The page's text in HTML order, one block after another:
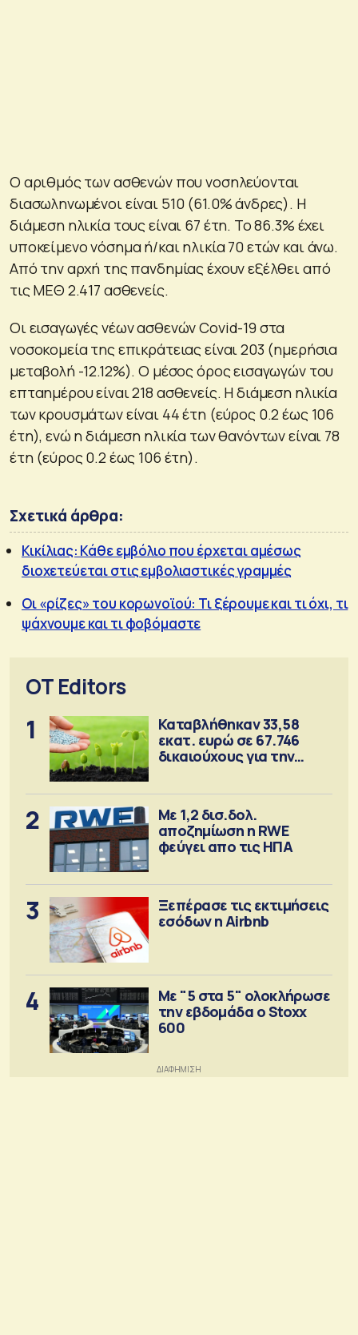
Ο αριθμός των ασθενών που νοσηλεύονται
διασωληνωμένοι είναι 510 (61.0% άνδρες). Η
διάμεση ηλικία τους είναι 67 έτη. To 86.3% έχει
υποκείμενο νόσημα ή/και ηλικία 70 ετών και άνω.
Από την αρχή της πανδημίας έχουν εξέλθει από
τις ΜΕΘ 2.417 ασθενείς.
Οι εισαγωγές νέων ασθενών Covid-19 στα
νοσοκομεία της επικράτειας είναι 203 (ημερήσια
μεταβολή -12.12%). Ο μέσος όρος εισαγωγών του
επταημέρου είναι 218 ασθενείς. Η διάμεση ηλικία
των κρουσμάτων είναι 44 έτη (εύρος 0.2 έως 106
έτη), ενώ η διάμεση ηλικία των θανόντων είναι 78
έτη (εύρος 0.2 έως 106 έτη).
Σχετικά άρθρα:
Κικίλιας: Κάθε εμβόλιο που έρχεται αμέσως
διοχετεύεται στις εμβολιαστικές γραμμές
Οι «ρίζες» του κορωνοϊού: Τι ξέρουμε και τι όχι, τι
ψάχνουμε και τι φοβόμαστε
OT Editors
1
Καταβλήθηκαν 33,58
εκατ. ευρώ σε 67.746
δικαιούχους για την
2
Με 1,2 δισ.δολ.
αποζημίωση η RWE
φεύγει απο τις ΗΠΑ
3
Ξεπέρασε τις εκτιμήσεις
εσόδων η Airbnb
4
Με "5 στα 5" ολοκλήρωσε
την εβδομάδα ο Stoxx
600